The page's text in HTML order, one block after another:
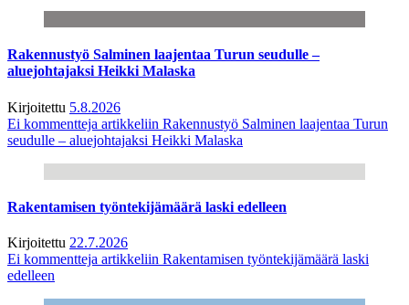
Rakennustyö Salminen laajentaa Turun seudulle –
aluejohtajaksi Heikki Malaska
Kirjoitettu 5.8.2026
Ei kommentteja artikkeliin Rakennustyö Salminen laajentaa Turun
seudulle – aluejohtajaksi Heikki Malaska
Rakentamisen työntekijämäärä laski edelleen
Kirjoitettu 22.7.2026
Ei kommentteja artikkeliin Rakentamisen työntekijämäärä laski
edelleen